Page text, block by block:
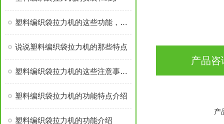
产品咨
产
塑料编织袋拉力机的这些功能，您都了解吗
说说塑料编织袋拉力机的那些特点
塑料编织袋拉力机的这些注意事项，你必须知道
塑料编织袋拉力机的功能特点介绍
塑料编织袋拉力机的功能介绍